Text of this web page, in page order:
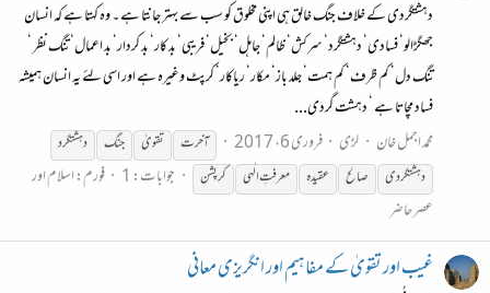
دہشتگردی کے خلاف جنگ خالق ہی اپنی مخلوق کو سب سے بہتر جانتا ہے ۔ وہ کہتا ہے کہ انسان
جھگڑالو‘ فسادی‘ دہشتگرد‘ سرکش‘ ظالم‘ جاہل‘ بخیل‘ فریبی‘ بد کار‘ بد کردار‘ بد اعمال‘ تنگ نظر ‘
تنگ دل‘ کم ظرف‘ کم ہمت‘ جلد باز‘ مکار‘ ریاکار‘ کرپٹ وغیرہ ہے اور اسی لئے یہ انسان ہمیشہ
فساد مچاتا ہے ‘ دہشت گردی...
محمد اجمل خان
لڑی فروری 6، 2017 آخرت تقویٰ جنگ
دہشتگرد
دہشتگردی
صالح عقیدہ معرفتِ الٰہی کرپشن جوابات: 1 فورم:اسلام اور
عصر حاضر
غیب اور تقویٰ کے مفاہیم اور انگریزی معانی